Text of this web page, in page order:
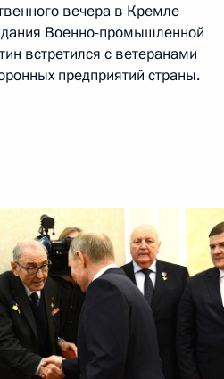
вечера в Кремле
Военно-промышленной
встретился с ветеранами
предприятий страны.